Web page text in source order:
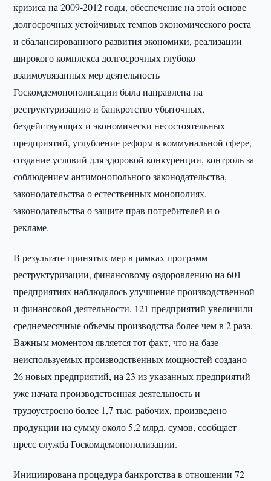
кризиса на 2009-2012 годы, обеспечение на этой основе
долгосрочных устойчивых темпов экономического роста
и сбалансированного развития экономики, реализации
широкого комплекса долгосрочных глубоко
взаимоувязанных мер деятельность
Госкомдемонополизации была направлена на
реструктуризацию и банкротство убыточных,
бездействующих и экономически несостоятельных
предприятий, углубление реформ в коммунальной сфере,
создание условий для здоровой конкуренции, контроль за
соблюдением антимонопольного законодательства,
законодательства о естественных монополиях,
законодательства о защите прав потребителей и о
рекламе.
В результате принятых мер в рамках программ
реструктуризации, финансовому оздоровлению на 601
предприятиях наблюдалось улучшение производственной
и финансовой деятельности, 121 предприятий увеличили
среднемесячные объемы производства более чем в 2 раза.
Важным моментом является тот факт, что на базе
неиспользуемых производственных мощностей создано
26 новых предприятий, на 23 из указанных предприятий
уже начата производственная деятельность и
трудоустроено более 1,7 тыс. рабочих, произведено
продукции на сумму около 5,2 млрд. сумов, сообщает
пресс служба Госкомдемонополизации.
Инициирована процедура банкротства в отношении 72